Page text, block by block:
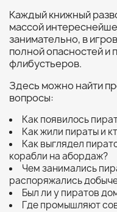
Каждый книжный
массой
занимательно, в
полной опасностей и
флибустьеров.
Здесь можно найти
вопросы:
Как появилось
Как жили пираты и
Как выглядел
корабли на абордаж?
Чем занимались
распоряжались
Был ли у пиратов
Где промышляют